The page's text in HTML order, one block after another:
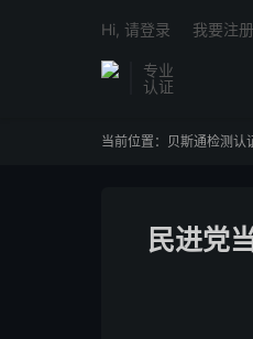
专业
认证
Hi, 请登录 我要注册
当前位置： 贝斯通检测认
民进党